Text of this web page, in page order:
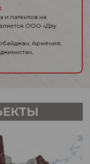
и патентов на
ООО «Дэу
Армения,